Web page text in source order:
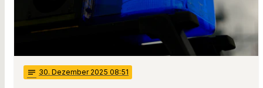
notes 30. Dezember 2025 08:51